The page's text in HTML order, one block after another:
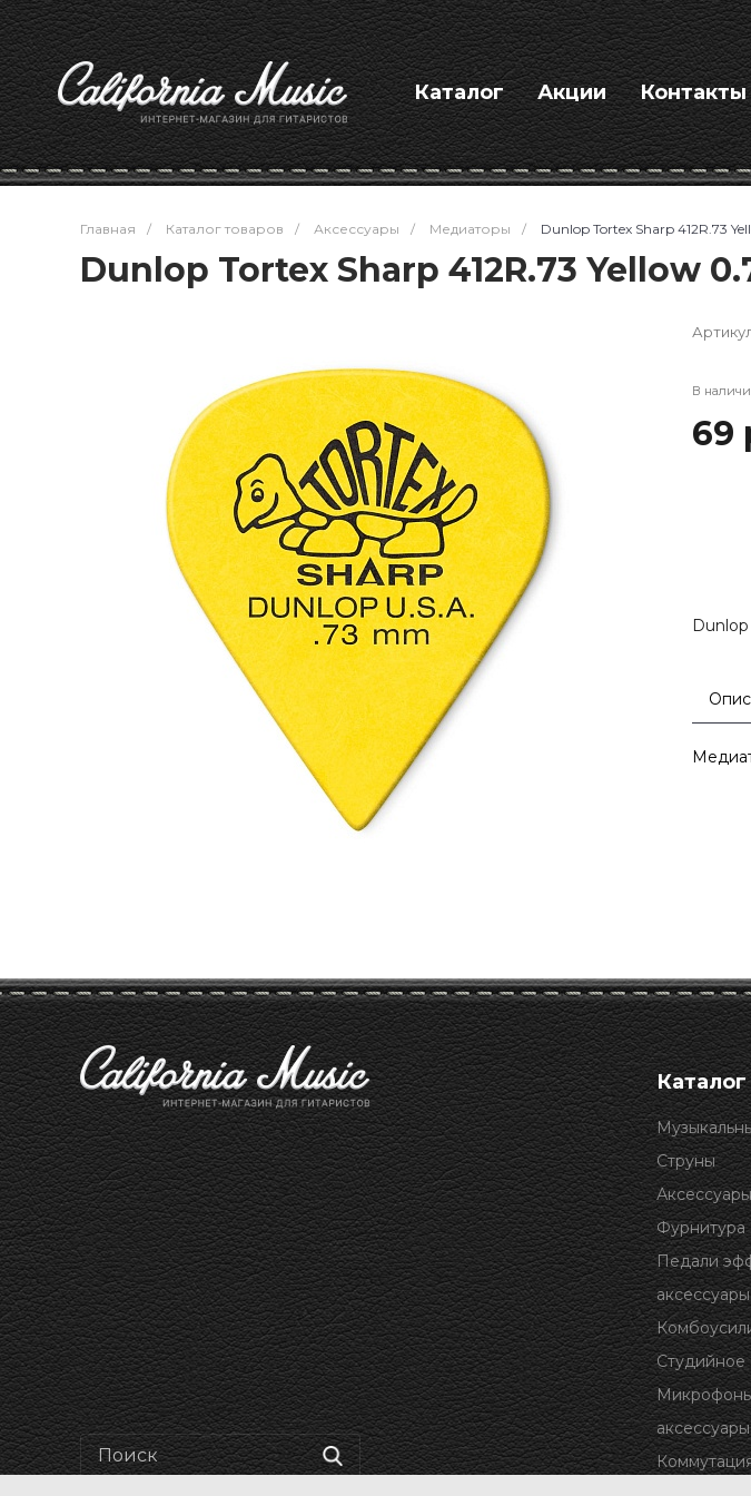
Каталог Акции Контакты
Главная / Каталог товаров / Аксессуары / Медиаторы / Dunlop Tortex Sharp 412R.73
Dunlop Tortex Sharp 412R.73 Yellow
В
69
Dunlop
Каталог
Струны
Аксессуары
Фурнитура
Педали
аксессуары
Студийное
аксессуары